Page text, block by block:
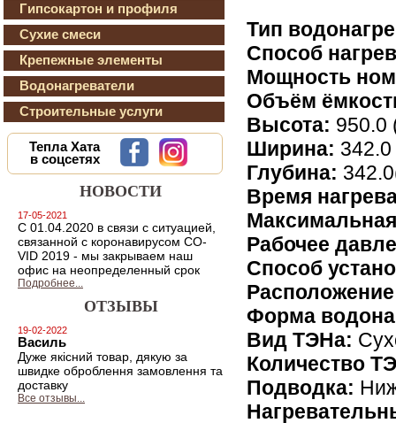
Гипсокартон и профиля
Сухие смеси
Крепежные элементы
Водонагреватели
Строительные услуги
Тепла Хата
в соцсетях
НОВОСТИ
17-05-2021
С 01.04.2020 в связи с ситуацией,
связанной с коронавирусом CO-
VID 2019 - мы закрываем наш
офис на неопределенный срок
Подробнее...
ОТЗЫВЫ
19-02-2022
Василь
Дуже якiсний товар, дякую за
швидке оброблення замовлення та
доставку
Все отзывы...
Тип
Способ
Мощность
Объём
Высота: 950.0
Ширина:
Глубина:
Время
Рабочее
Способ
Форма
Вид ТЭНа:
Количество
Подводка: